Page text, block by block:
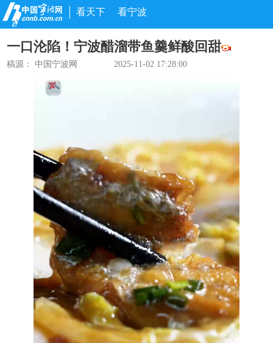
看天下 看宁波
一口沦陷！宁波醋溜带鱼羹鲜酸回甜
稿源： 中国宁波网 2025-11-02 17:28:00